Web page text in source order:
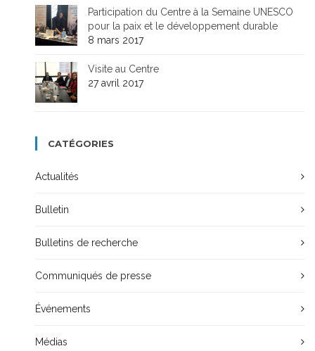
Participation du Centre à la Semaine UNESCO
pour la paix et le développement durable
8 mars 2017
Visite au Centre
27 avril 2017
CATÉGORIES
Actualités
Bulletin
Bulletins de recherche
Communiqués de presse
Événements
Médias